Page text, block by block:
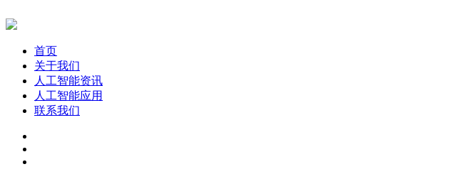
首页
关于我们
人工智能资讯
人工智能应用
联系我们